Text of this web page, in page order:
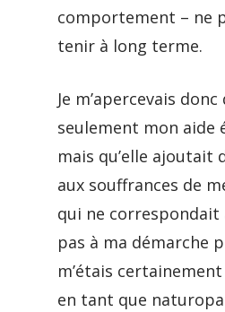
comportement – ne
tenir à long terme.
Je m’apercevais
seulement mon aide
mais qu’elle ajoutait
aux souffrances de
qui ne
pas à ma démarche
m’étais
en tant que